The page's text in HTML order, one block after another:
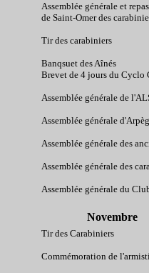
Assemblée générale et
de Saint-Omer des
Tir des carabiniers
Banqsuet des Aînés
Brevet de 4 jours du Cyclo
Assemblée générale de
Assemblée générale
Assemblée générale des
Assemblée générale des
Assemblée générale du
Novembre
Tir des Carabiniers
Commémoration de